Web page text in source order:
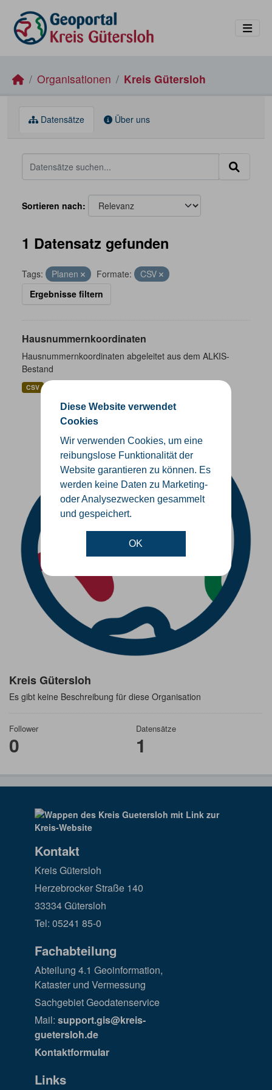
Diese Website verwendet
Cookies
Wir verwenden Cookies, um eine
reibungslose Funktionalität der
Website garantieren zu können. Es
werden keine Daten zu Marketing-
oder Analysezwecken gesammelt
und gespeichert.
OK
Organisationen Kreis Gütersloh
Kreis Gütersloh
Es gibt keine Beschreibung für diese Organisation
Follower
0
Datensätze
1
Datensätze Über uns
Sortieren nach
1 Datensatz gefunden
Tags: Planen Formate:
CSV
Ergebnisse filtern
Hausnummernkoordinaten
Hausnummernkoordinaten abgeleitet aus dem ALKIS-
Bestand
CSV
Kontakt
Kreis Gütersloh
Herzebrocker Straße 140
33334 Gütersloh
Tel: 05241 85-0
Fachabteilung
Abteilung 4.1 Geoinformation,
Kataster und Vermessung
Sachgebiet Geodatenservice
Mail: support.gis@kreis-
guetersloh.de
Kontaktformular
Links